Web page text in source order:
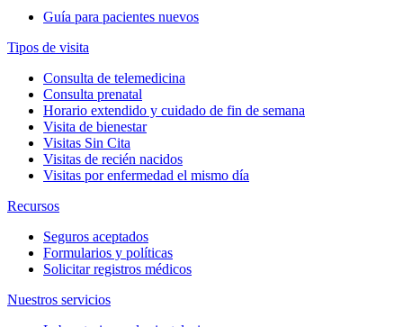
Guía para pacientes nuevos
Tipos de visita
Consulta de telemedicina
Consulta prenatal
Horario extendido y cuidado de fin de semana
Visita de bienestar
Visitas Sin Cita
Visitas de recién nacidos
Visitas por enfermedad el mismo día
Recursos
Seguros aceptados
Formularios y políticas
Solicitar registros médicos
Nuestros servicios